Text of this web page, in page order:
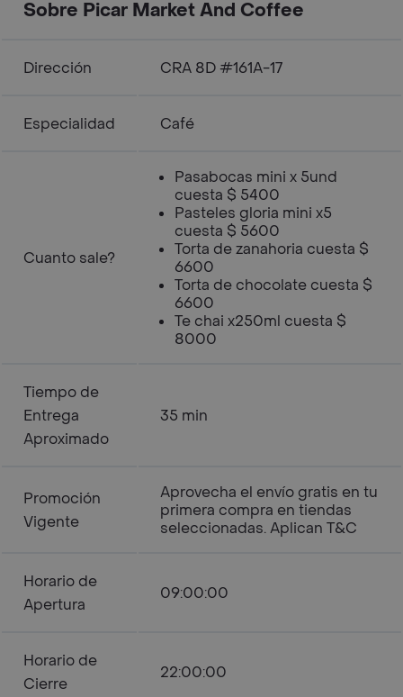
cappuccino en su versión helada!
Sobre Picar Market And Coffee
Dirección CRA 8D #161A-17
Especialidad Café
Cuanto sale?
Pasabocas mini x 5und
cuesta $ 5400
Pasteles gloria mini x5
cuesta $ 5600
Torta de zanahoria cuesta $
6600
Torta de chocolate cuesta $
6600
Te chai x250ml cuesta $
8000
Tiempo de
Entrega
Aproximado
35 min
Promoción
Vigente
Aprovecha el envío gratis en tu
primera compra en tiendas
seleccionadas. Aplican T&C
Horario de
Apertura
09:00:00
Horario de
Cierre
22:00:00